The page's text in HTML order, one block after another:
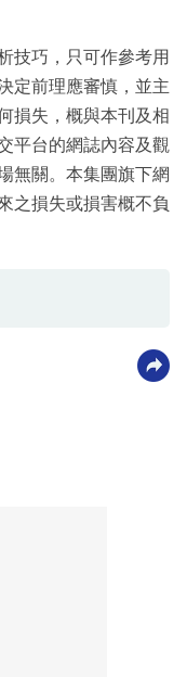
技巧，只可作參考用
定前理應審慎，並主
損失，概與本刊及相
平台的網誌內容及觀
無關。本集團旗下網
之損失或損害概不負